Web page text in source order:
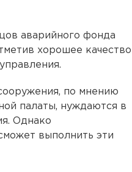
аварийного фонда
хорошее качество
по мнению
палаты, нуждаются в
Однако
выполнить эти